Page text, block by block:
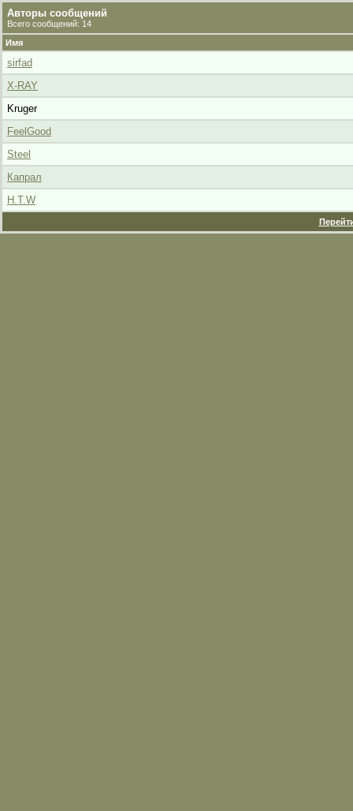
Авторы сообщений
Всего сообщений: 14
Имя
sirfad
X-RAY
Kruger
FeelGood
Steel
Капрал
H.T.W